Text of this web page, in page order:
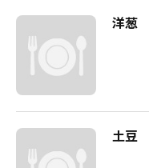
洋葱
土豆